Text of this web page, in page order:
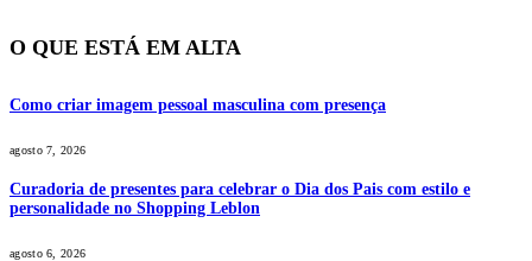
O QUE ESTÁ EM ALTA
Como criar imagem pessoal masculina com presença
agosto 7, 2026
Curadoria de presentes para celebrar o Dia dos Pais com estilo e
personalidade no Shopping Leblon
agosto 6, 2026